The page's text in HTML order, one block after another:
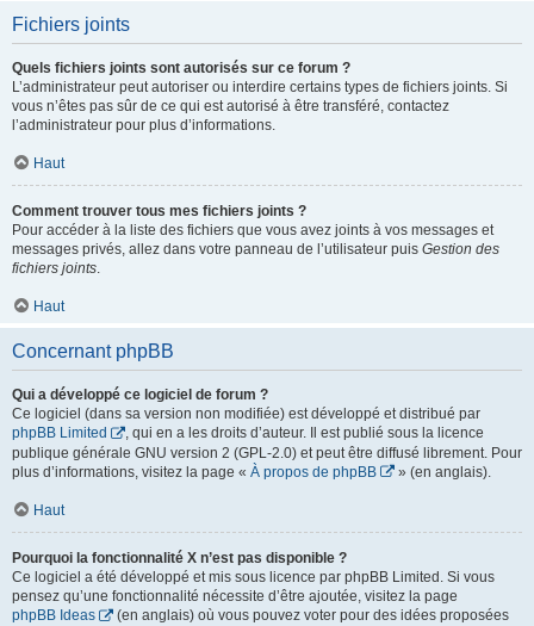
Fichiers joints
Quels fichiers joints sont autorisés sur ce forum ?
L’administrateur peut autoriser ou interdire certains types de fichiers joints. Si
vous n’êtes pas sûr de ce qui est autorisé à être transféré, contactez
l’administrateur pour plus d’informations.
Haut
Comment trouver tous mes fichiers joints ?
Pour accéder à la liste des fichiers que vous avez joints à vos messages et
messages privés, allez dans votre panneau de l’utilisateur puis Gestion des
fichiers joints.
Haut
Concernant phpBB
Qui a développé ce logiciel de forum ?
Ce logiciel (dans sa version non modifiée) est développé et distribué par
phpBB Limited
, qui en a les droits d’auteur. Il est publié sous la licence
publique générale GNU version 2 (GPL-2.0) et peut être diffusé librement. Pour
plus d’informations, visitez la page « À propos de phpBB » (en anglais).
Haut
Pourquoi la fonctionnalité X n’est pas disponible ?
Ce logiciel a été développé et mis sous licence par phpBB Limited. Si vous
pensez qu’une fonctionnalité nécessite d’être ajoutée, visitez la page
phpBB Ideas
(en anglais) où vous pouvez voter pour des idées proposées